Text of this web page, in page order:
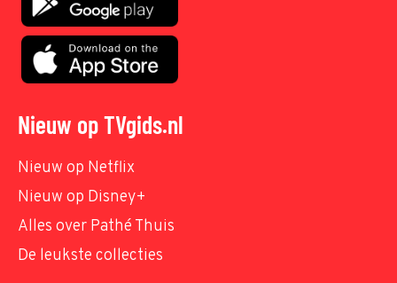
Nieuw op TVgids.nl
Nieuw op Netflix
Nieuw op Disney+
Alles over Pathé Thuis
De leukste collecties